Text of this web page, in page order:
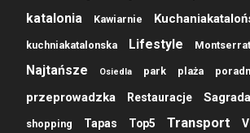
katalonia Kawiarnie
kuchniakatalonska Lifestyle Montserrat
Najtańsze Osiedla park plaża
przeprowadzka Restauracje
shopping Tapas Top5 Transport